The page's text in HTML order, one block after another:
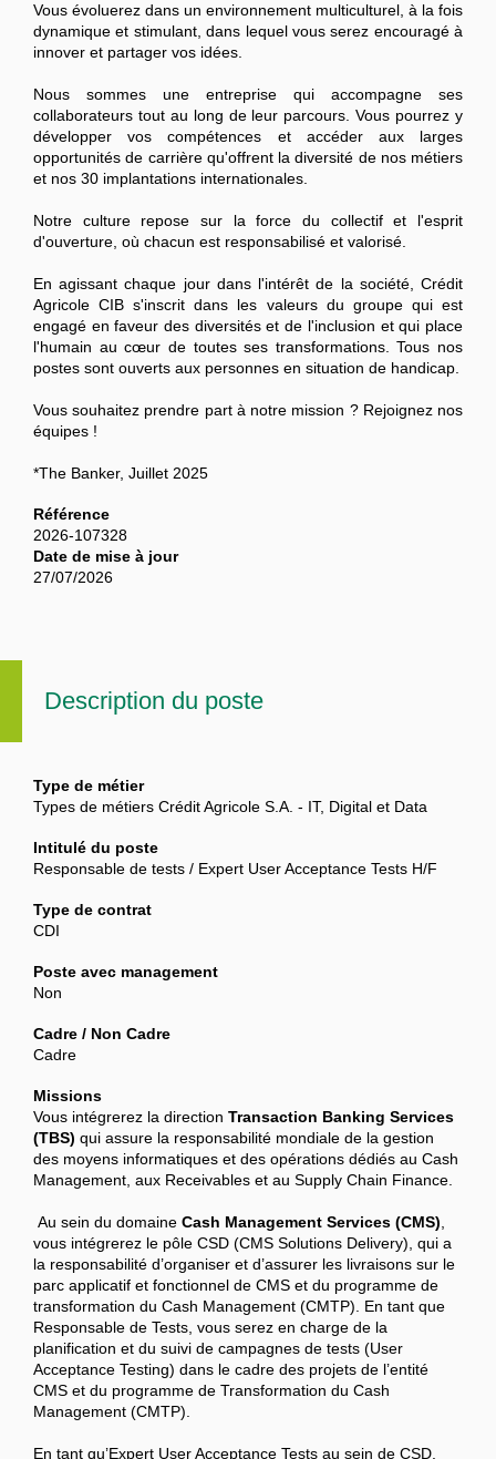
Description du poste
Type de métier
Types de métiers Crédit Agricole S.A. - IT, Digital et Data
Intitulé du poste
Responsable de tests / Expert User Acceptance Tests H/F
Type de contrat
CDI
Poste avec management
Non
Cadre / Non Cadre
Cadre
Missions
Vous intégrerez la direction Transaction Banking Services
(TBS) qui assure la responsabilité mondiale de la gestion
des moyens informatiques et des opérations dédiés au Cash
Management, aux Receivables et au Supply Chain Finance.
Au sein du domaine Cash Management Services (CMS)
vous intégrerez le pôle CSD (CMS Solutions Delivery), qui a
la responsabilité d’organiser et d’assurer les livraisons sur le
parc applicatif et fonctionnel de CMS et du programme de
transformation du Cash Management (CMTP). En tant que
Responsable de Tests, vous serez en charge de la
planification et du suivi de campagnes de tests (User
Acceptance Testing) dans le cadre des projets de l’entité
CMS et du programme de Transformation du Cash
Management (CMTP).
En tant qu’Expert User Acceptance Tests au sein de CSD,
Vous évoluerez dans un environnement multiculturel, à la fois
dynamique et stimulant, dans lequel vous serez encouragé à
innover et partager vos idées.
Nous sommes une entreprise qui accompagne ses
collaborateurs tout au long de leur parcours. Vous pourrez y
développer vos compétences et accéder aux larges
opportunités de carrière qu'offrent la diversité de nos métiers
et nos 30 implantations internationales.
Notre culture repose sur la force du collectif et l'esprit
d'ouverture, où chacun est responsabilisé et valorisé.
En agissant chaque jour dans l'intérêt de la société, Crédit
Agricole CIB s'inscrit dans les valeurs du groupe qui est
engagé en faveur des diversités et de l'inclusion et qui place
l'humain au cœur de toutes ses transformations. Tous nos
postes sont ouverts aux personnes en situation de handicap.
Vous souhaitez prendre part à notre mission ? Rejoignez nos
équipes !
*The Banker, Juillet 2025
Référence
2026-107328
Date de mise à jour
27/07/2026